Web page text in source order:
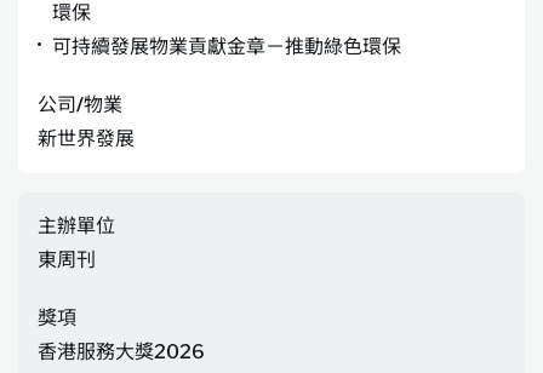
環保
可持續發展物業貢獻金章－推動綠色環保
公司/物業
新世界發展
主辦單位
東周刊
獎項
香港服務大獎2026